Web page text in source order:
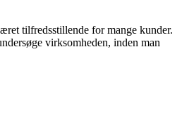
tilfredsstillende for mange kunder.
virksomheden, inden man